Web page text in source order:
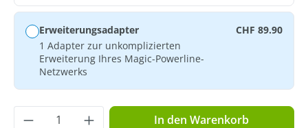
Erweiterungsadapter
1 Adapter zur unkomplizierten
Erweiterung Ihres Magic-Powerline-
Netzwerks
CHF 89.90
Produkt Anzahl: Gib den gewünschten
In den Warenkorb